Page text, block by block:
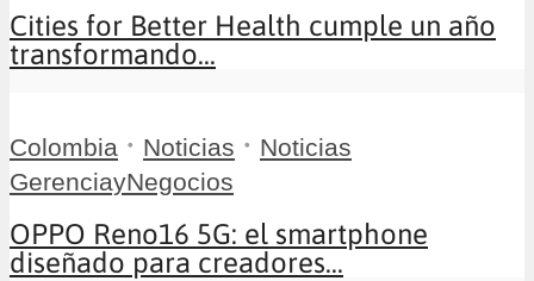
Cities for Better Health cumple un año
transformando...
Colombia • Noticias • Noticias
GerenciayNegocios
OPPO Reno16 5G: el smartphone
diseñado para creadores...